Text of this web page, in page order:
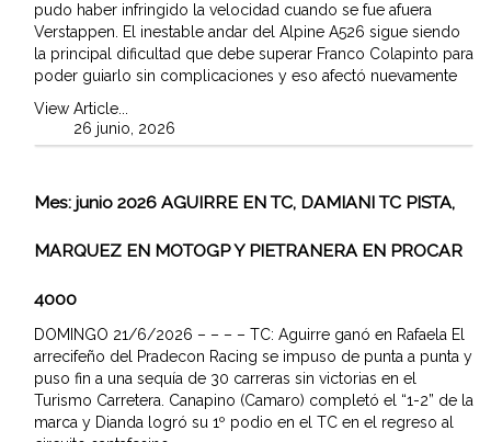
pudo haber infringido la velocidad cuando se fue afuera
Verstappen. El inestable andar del Alpine A526 sigue siendo
la principal dificultad que debe superar Franco Colapinto para
poder guiarlo sin complicaciones y eso afectó nuevamente
View Article...
26 junio, 2026
Mes: junio 2026 AGUIRRE EN TC, DAMIANI TC PISTA,
MARQUEZ EN MOTOGP Y PIETRANERA EN PROCAR
4000
DOMINGO 21/6/2026 – – – – TC: Aguirre ganó en Rafaela El
arrecifeño del Pradecon Racing se impuso de punta a punta y
puso fin a una sequía de 30 carreras sin victorias en el
Turismo Carretera. Canapino (Camaro) completó el “1-2” de la
marca y Dianda logró su 1º podio en el TC en el regreso al